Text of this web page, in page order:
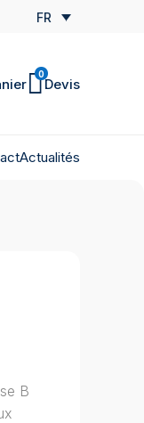
FR
0
Devis
Actualités
B